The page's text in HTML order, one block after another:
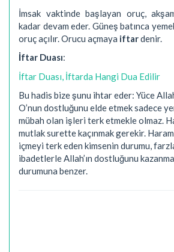
İmsak vaktinde başlayan oruç,
kadar devam eder. Güneş batınca
oruç açılır. Orucu açmaya iftardenir.
İftar Duası:
İftar Duası, İftarda Hangi Dua Edilir
Bu hadis bize şunu ihtar eder: Yüce
O’nun dostluğunu elde etmek sadece
mübah olan işleri terk etmekle olmaz.
mutlak surette kaçınmak gerekir.
içmeyi terk eden kimsenin durumu,
ibadetlerle Allah’ın dostluğunu
durumuna benzer.